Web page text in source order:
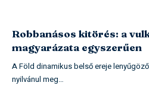
Robbanásos kitörés: a
magyarázata egyszerűen
A Föld dinamikus belső ereje
nyilvánul meg…